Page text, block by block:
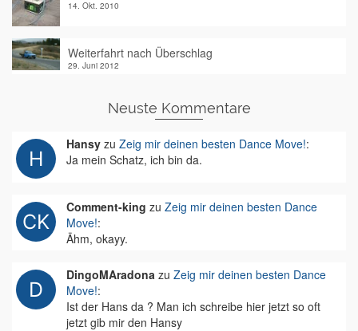
14. Okt. 2010
Weiterfahrt nach Überschlag
29. Juni 2012
Neuste Kommentare
Hansy zu Zeig mir deinen besten Dance Move!:
Ja mein Schatz, ich bin da.
Comment-king zu Zeig mir deinen besten Dance
Move!:
Ähm, okayy.
DingoMAradona zu Zeig mir deinen besten Dance
Move!:
Ist der Hans da ? Man ich schreibe hier jetzt so oft
jetzt gib mir den Hansy